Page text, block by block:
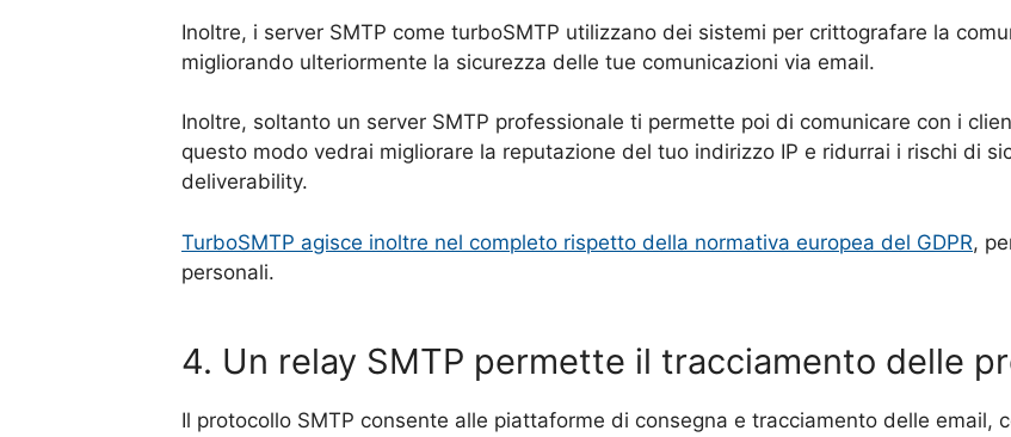
Inoltre, i server SMTP come turboSMTP utilizzano dei sistemi per crittografare la
migliorando ulteriormente la sicurezza delle tue comunicazioni via email.
Inoltre, soltanto un server SMTP professionale ti permette poi di comunicare con i
questo modo vedrai migliorare la reputazione del tuo indirizzo IP e ridurrai i rischi di
deliverability.
TurboSMTP agisce inoltre nel completo rispetto della normativa europea del GDPR,
personali.
4. Un relay SMTP permette il tracciamento delle
Il protocollo SMTP consente alle piattaforme di consegna e tracciamento delle email,